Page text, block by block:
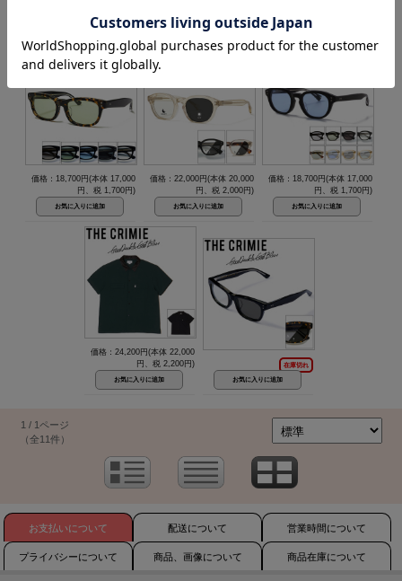
円、税 2,500円)
円、税 2,400円)
価格：18,700円(本体 17,000
円、税 1,700円)
価格：22,000円(本体 20,000
円、税 2,000円)
価格：18,700円(本体 17,000
円、税 1,700円)
価格：24,200円(本体 22,000
円、税 2,200円)
在庫切れ
1 / 1ページ
（全11件）
お支払いについて 配送について 営業時間について
プライバシーについて 商品、画像について 商品在庫について